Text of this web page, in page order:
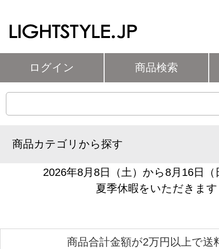
ログイン 商品検索
商品カテゴリから探す
2026年8月8日（土）から8月16日
夏季休暇をいただきます
商品合計金額が2万円以上で送